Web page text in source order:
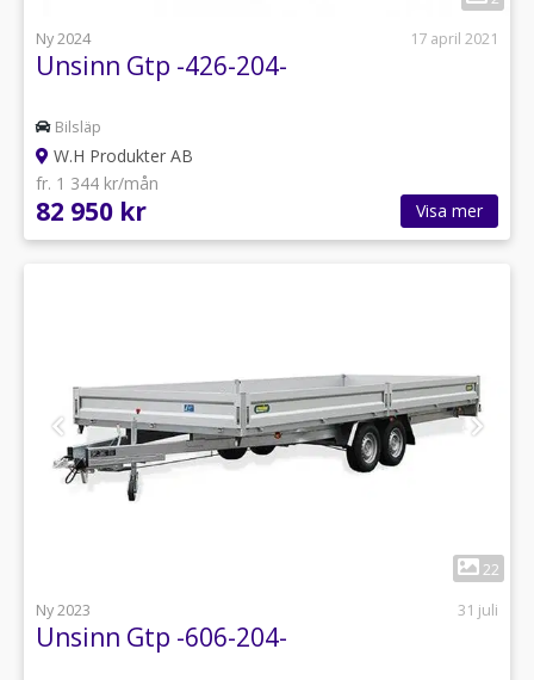
Ny 2024
17 april 2021
Unsinn Gtp -426-204-
Bilsläp
W.H Produkter AB
fr. 1 344 kr/mån
82 950 kr Visa mer
22
Ny 2023
31 juli
Unsinn Gtp -606-204-